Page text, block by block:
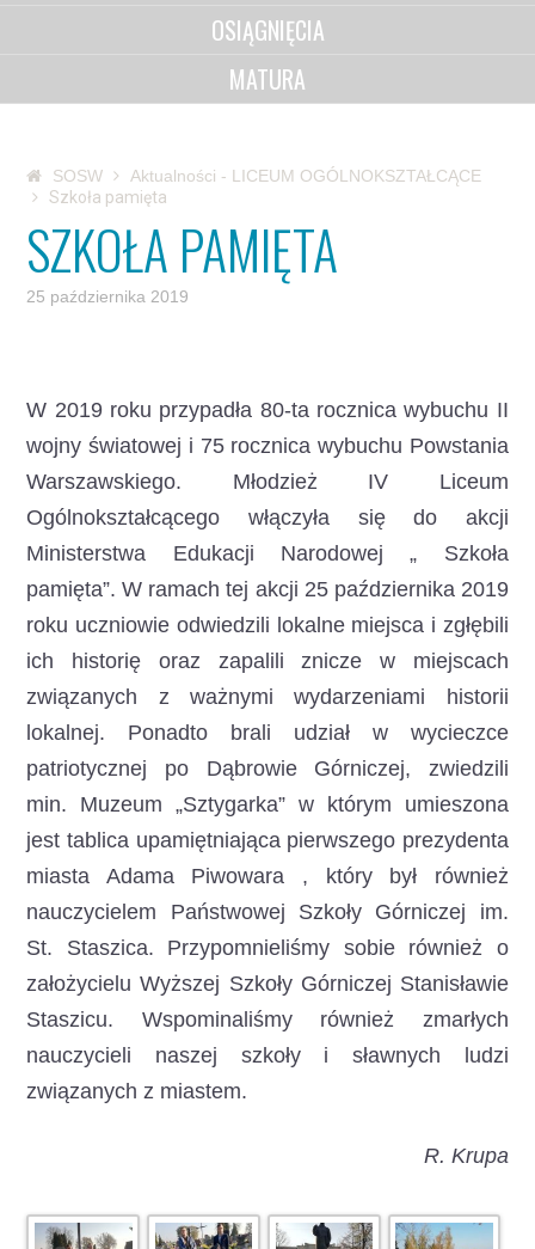
OSIĄGNIĘCIA
MATURA
SOSW
Aktualności - LICEUM OGÓLNOKSZTAŁCĄCE
Szkoła pamięta
SZKOŁA PAMIĘTA
25 października 2019
W 2019 roku przypadła 80-ta rocznica wybuchu II
wojny światowej i 75 rocznica wybuchu Powstania
Warszawskiego. Młodzież IV Liceum
Ogólnokształcącego włączyła się do akcji
Ministerstwa Edukacji Narodowej „ Szkoła
pamięta”. W ramach tej akcji 25 października 2019
roku uczniowie odwiedzili lokalne miejsca i zgłębili
ich historię oraz zapalili znicze w miejscach
związanych z ważnymi wydarzeniami historii
lokalnej. Ponadto brali udział w wycieczce
patriotycznej po Dąbrowie Górniczej, zwiedzili
min. Muzeum „Sztygarka” w którym umieszona
jest tablica upamiętniająca pierwszego prezydenta
miasta Adama Piwowara , który był również
nauczycielem Państwowej Szkoły Górniczej im.
St. Staszica. Przypomnieliśmy sobie również o
założycielu Wyższej Szkoły Górniczej Stanisławie
Staszicu. Wspominaliśmy również zmarłych
nauczycieli naszej szkoły i sławnych ludzi
związanych z miastem.
R. Krupa